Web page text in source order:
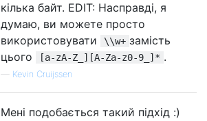
кілька байт. EDIT: Насправді, я
думаю, ви можете просто
використовувати
\\w+ замість
цього
[a-zA-Z_][A-Za-z0-9_]* .
— Kevin Cruijssen
Мені подобається такий підхід :)